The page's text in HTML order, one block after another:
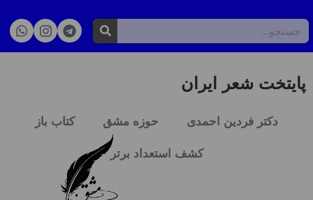
پایتخت شعر ایران
دکتر فردین احمدی حوزه مشق کتاب باز
کشف استعداد برتر